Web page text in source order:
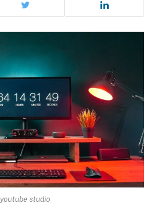
youtube studio